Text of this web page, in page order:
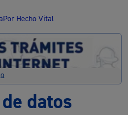
Por Hecho Vital
datos